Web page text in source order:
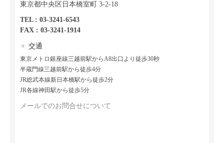
東京都中央区日本橋室町 3-2-18
TEL : 03-3241-6543
FAX : 03-3241-1914
▼ 交通
東京メトロ銀座線三越前駅からA8出口より徒歩30秒
半蔵門線三越前駅から徒歩4分
JR総武本線新日本橋駅から徒歩2分
JR各線神田駅から徒歩5分
メールでのお問合せについて